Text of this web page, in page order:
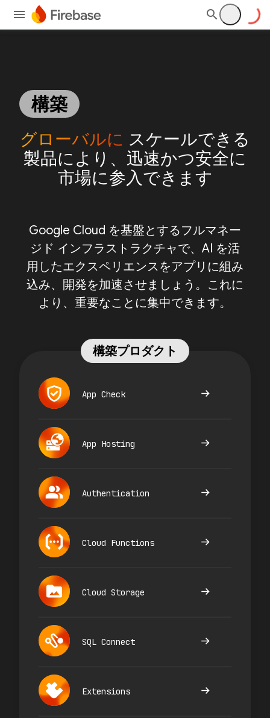
構築
グローバルに スケールできる
製品により、迅速かつ安全に
市場に参入できます
Google Cloud を基盤とするフルマネー
ジド インフラストラクチャで、AI を活
用したエクスペリエンスをアプリに組み
込み、開発を加速させましょう。これに
より、重要なことに集中できます。
構築プロダクト
App Check
App Hosting
Authentication
Cloud Functions
Cloud Storage
SQL Connect
Extensions